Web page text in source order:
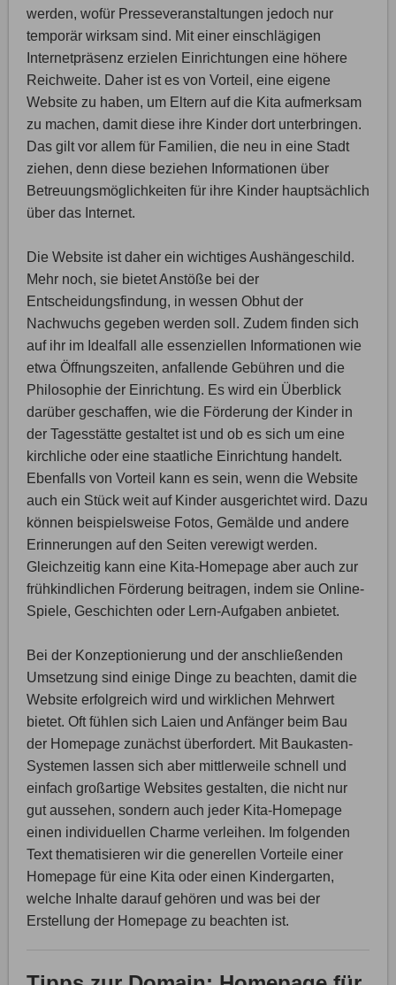
werden, wofür Presseveranstaltungen jedoch nur
temporär wirksam sind. Mit einer einschlägigen
Internetpräsenz erzielen Einrichtungen eine höhere
Reichweite. Daher ist es von Vorteil, eine eigene
Website zu haben, um Eltern auf die Kita aufmerksam
zu machen, damit diese ihre Kinder dort unterbringen.
Das gilt vor allem für Familien, die neu in eine Stadt
ziehen, denn diese beziehen Informationen über
Betreuungsmöglichkeiten für ihre Kinder hauptsächlich
über das Internet.
Die Website ist daher ein wichtiges Aushängeschild.
Mehr noch, sie bietet Anstöße bei der
Entscheidungsfindung, in wessen Obhut der
Nachwuchs gegeben werden soll. Zudem finden sich
auf ihr im Idealfall alle essenziellen Informationen wie
etwa Öffnungszeiten, anfallende Gebühren und die
Philosophie der Einrichtung. Es wird ein Überblick
darüber geschaffen, wie die Förderung der Kinder in
der Tagesstätte gestaltet ist und ob es sich um eine
kirchliche oder eine staatliche Einrichtung handelt.
Ebenfalls von Vorteil kann es sein, wenn die Website
auch ein Stück weit auf Kinder ausgerichtet wird. Dazu
können beispielsweise Fotos, Gemälde und andere
Erinnerungen auf den Seiten verewigt werden.
Gleichzeitig kann eine Kita-Homepage aber auch zur
frühkindlichen Förderung beitragen, indem sie Online-
Spiele, Geschichten oder Lern-Aufgaben anbietet.
Bei der Konzeptionierung und der anschließenden
Umsetzung sind einige Dinge zu beachten, damit die
Website erfolgreich wird und wirklichen Mehrwert
bietet. Oft fühlen sich Laien und Anfänger beim Bau
der Homepage zunächst überfordert. Mit Baukasten-
Systemen lassen sich aber mittlerweile schnell und
einfach großartige Websites gestalten, die nicht nur
gut aussehen, sondern auch jeder Kita-Homepage
einen individuellen Charme verleihen. Im folgenden
Text thematisieren wir die generellen Vorteile einer
Homepage für eine Kita oder einen Kindergarten,
welche Inhalte darauf gehören und was bei der
Erstellung der Homepage zu beachten ist.